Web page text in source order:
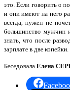
это. Если говорить о
и они имеют на него
всегда, нужен не
большинство мужчин
знать, что после
зарплате в две копейки.
Беседовала Елена